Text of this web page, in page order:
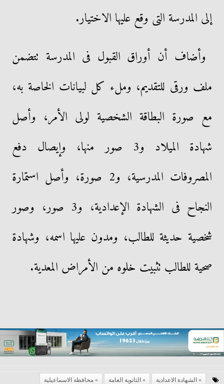
إلى المدرسة التى وقع عليها الاختيار.
وأضاف أن أوراق القبول فى المدرسة تتضمن
ملف ورقى للتقديم، وملء كل لبيانات الخاصة به،
مع صورة البطاقة الشخصية لولى الأمر، وأصل
شهادة الميلاد و3 صور منها، وإيصال دفع
المصروفات المدرسية، و2 صورة، وأصل استمارة
النجاح فى الشهادة الإعدادية، و3 صور، وصور
شخصية حديثة للطالب، ومدون عليها اسمه، وشهادة
صحية للطالب تثبيت خلوه من الأمراض المعدية.
الشهادة الاعدادية الثانوية العامة
محافظة الاسماعيلية